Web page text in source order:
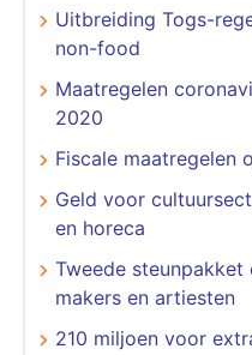
Uitbreiding Togs-
non-food
Maatregelen
2020
Fiscale maatregelen
Geld voor
en horeca
Tweede
makers en artiesten
210 miljoen voor